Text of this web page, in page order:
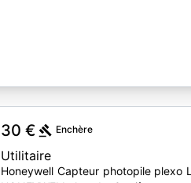
30 € Enchère
Utilitaire
Honeywell Capteur photopile plexo